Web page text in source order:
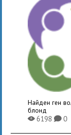
Найден ген
блонд
X6198K0